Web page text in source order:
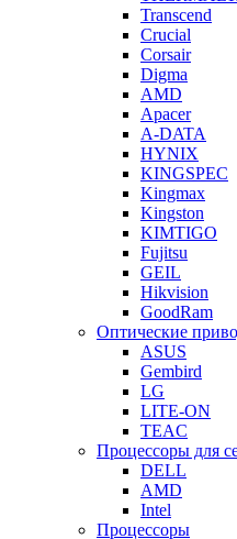
Transcend
Crucial
Corsair
Digma
AMD
Apacer
A-DATA
HYNIX
KINGSPEC
Kingmax
Kingston
KIMTIGO
Fujitsu
GEIL
Hikvision
GoodRam
Оптические
ASUS
Gembird
LG
LITE-ON
TEAC
Процессоры для
DELL
AMD
Intel
Процессоры